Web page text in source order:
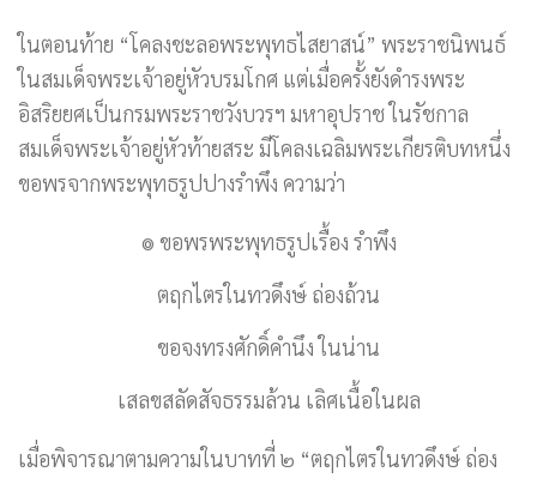
ในตอนท้าย “โคลงชะลอพระพุทธไสยาสน์” พระราชนิพนธ์
ในสมเด็จพระเจ้าอยู่หัวบรมโกศ แต่เมื่อครั้งยังดำรงพระ
อิสริยยศเป็นกรมพระราชวังบวรฯ มหาอุปราช ในรัชกาล
สมเด็จพระเจ้าอยู่หัวท้ายสระ มีโคลงเฉลิมพระเกียรติบทหนึ่ง
ขอพรจากพระพุทธรูปปางรำพึง ความว่า
๏ ขอพรพระพุทธรูปเรื้อง รำพึง
ตฤกไตรในทวดึงษ์ ถ่องถ้วน
ขอจงทรงศักดิ์คำนึง ในน่าน
เสลขสลัดสัจธรรมล้วน เลิศเนื้อในผล
เมื่อพิจารณาตามความในบาทที่ ๒ “ตฤกไตรในทวดึงษ์ ถ่อง